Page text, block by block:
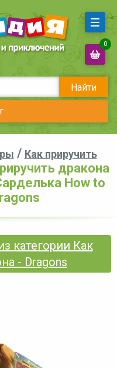
Найти
0
/ Как приручить
дракона
How to
категории Как
- Dragons